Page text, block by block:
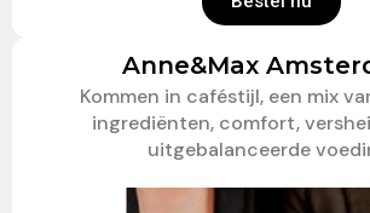
Anne&Max
Kommen in caféstijl, een mix
ingrediënten, comfort,
uitgebalanceerde